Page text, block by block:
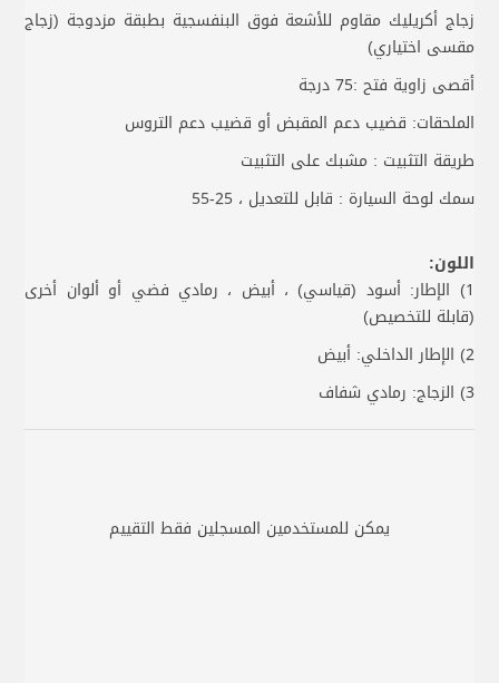
زجاج أكريليك مقاوم للأشعة فوق البنفسجية بطبقة مزدوجة (زجاج
مقسى اختياري)
أقصى زاوية فتح :75 درجة
الملحقات: قضيب دعم المقبض أو قضيب دعم التروس
طريقة التثبيت : مشبك على التثبيت
سمك لوحة السيارة : قابل للتعديل ، 25-55
اللون:
1) الإطار: أسود (قياسي) ، أبيض ، رمادي فضي أو ألوان أخرى
(قابلة للتخصيص)
2) الإطار الداخلي: أبيض
3) الزجاج: رمادي شفاف
يمكن للمستخدمين المسجلين فقط التقييم